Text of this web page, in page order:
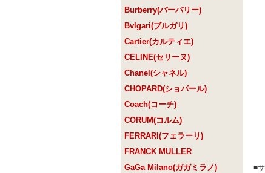
Burberry(バーバリー)
Bvlgari(ブルガリ)
Cartier(カルティエ)
CELINE(セリーヌ)
Chanel(シャネル)
CHOPARD(ショパール)
Coach(コーチ)
CORUM(コルム)
FERRARI(フェラーリ)
FRANCK MULLER
GaGa Milano(ガガミラノ)
■